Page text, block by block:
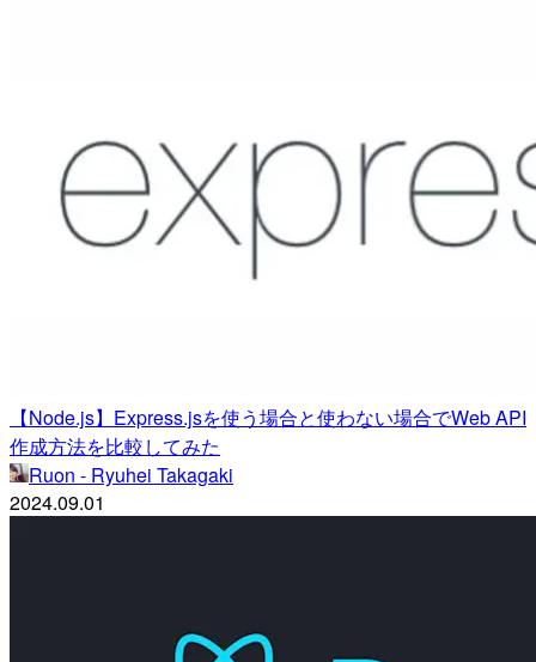
【Node.js】Express.jsを使う場合と使わない場合でWeb API
作成方法を比較してみた
Ruon - Ryuhei Takagaki
2024.09.01